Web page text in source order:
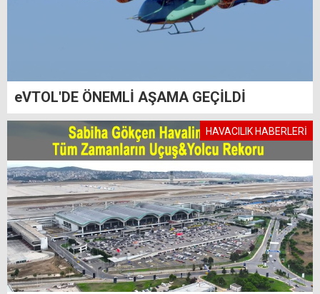
eVTOL'DE ÖNEMLİ AŞAMA GEÇİLDİ
HAVACILIK HABERLERİ